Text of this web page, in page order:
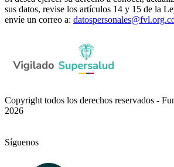
sus datos, revise los artículos 14 y 15 de la
envíe un correo a:
Copyright todos los derechos reservados -
2026
Síguenos